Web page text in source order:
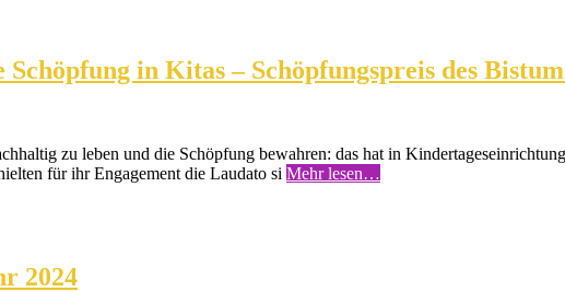
in Kitas – Schöpfungspreis des
zu leben und die Schöpfung bewahren: das hat in
für ihr Engagement die Laudato si Mehr lesen…
2024